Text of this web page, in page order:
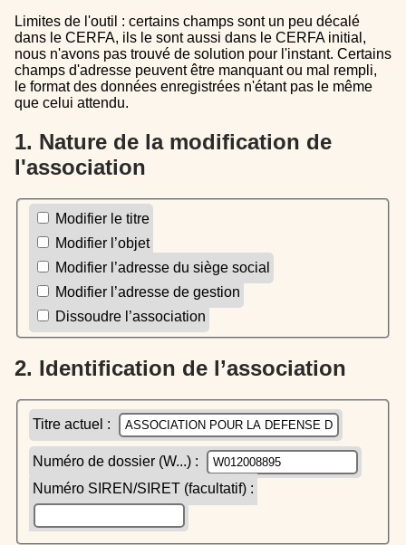
Limites de l'outil : certains champs sont un peu décalé
dans le CERFA, ils le sont aussi dans le CERFA initial,
nous n'avons pas trouvé de solution pour l'instant. Certains
champs d'adresse peuvent être manquant ou mal rempli,
le format des données enregistrées n'étant pas le même
que celui attendu.
1. Nature de la modification de
l'association
Modifier le titre
Modifier l’objet
Modifier l’adresse du siège social
Modifier l’adresse de gestion
Dissoudre l’association
2. Identification de l’association
Titre actuel :
Numéro de dossier (W...) :
Numéro SIREN/SIRET (facultatif) :